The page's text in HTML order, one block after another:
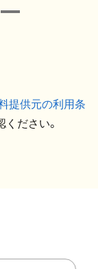
提供元の利用条
ください。